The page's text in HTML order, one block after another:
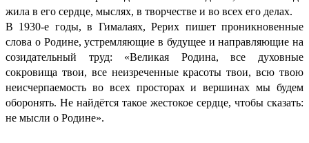
жила в его сердце, мыслях, в творчестве и во всех его делах.
В 1930-е годы, в Гималаях, Рерих пишет проникновенные
слова о Родине, устремляющие в будущее и направляющие на
созидательный труд: «Великая Родина, все духовные
сокровища твои, все неизреченные красоты твои, всю твою
неисчерпаемость во всех просторах и вершинах мы будем
оборонять. Не найдётся такое жестокое сердце, чтобы сказать:
не мысли о Родине».